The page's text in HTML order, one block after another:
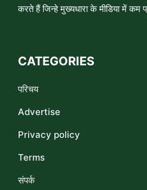
करते हैं जिन्हे मुख्यधारा के मीडिया में कम
CATEGORIES
परिचय
Advertise
Privacy policy
Terms
संपर्क